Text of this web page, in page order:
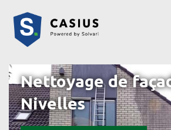
Nettoyage de
Nivelles